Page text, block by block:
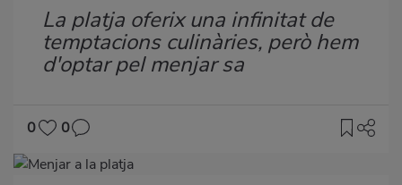
Subtítulo
La platja oferix una infinitat de
temptacions culinàries, però hem
d'optar pel menjar sa
0
0
Imagen